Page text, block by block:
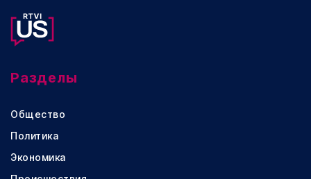
Разделы
Общество
Политика
Экономика